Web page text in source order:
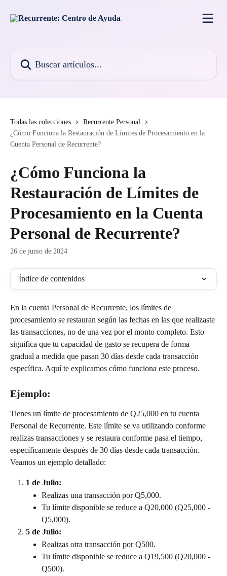
Todas las colecciones
Recurrente Personal
¿Cómo Funciona la Restauración de Límites de Procesamiento en la
Cuenta Personal de Recurrente?
¿Cómo Funciona la
Restauración de Límites de
Procesamiento en la Cuenta
Personal de Recurrente?
26 de junio de 2024
Índice de contenidos
En la cuenta Personal de Recurrente, los límites de
procesamiento se restauran según las fechas en las que realizaste
las transacciones, no de una vez por el monto completo. Esto
significa que tu capacidad de gasto se recupera de forma
gradual a medida que pasan 30 días desde cada transacción
específica. Aquí te explicamos cómo funciona este proceso.
Ejemplo:
Tienes un límite de procesamiento de Q25,000 en tu cuenta
Personal de Recurrente. Este límite se va utilizando conforme
realizas transacciones y se restaura conforme pasa el tiempo,
específicamente después de 30 días desde cada transacción.
Veamos un ejemplo detallado:
1 de Julio:
Realizas una transacción por Q5,000.
Tu límite disponible se reduce a Q20,000 (Q25,000 -
Q5,000).
5 de Julio:
Realizas otra transacción por Q500.
Tu límite disponible se reduce a Q19,500 (Q20,000 -
Q500).